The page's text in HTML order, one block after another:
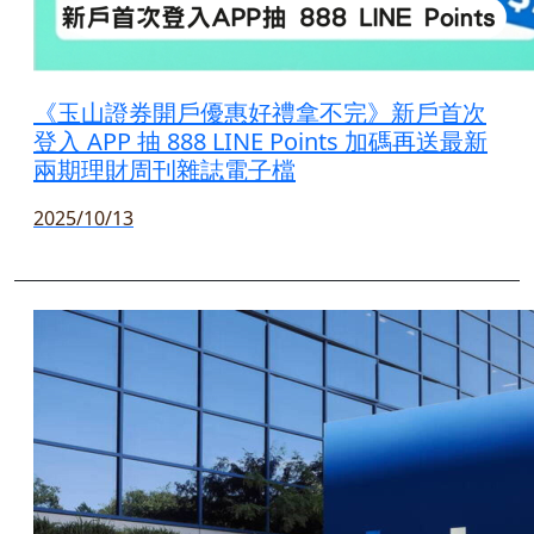
《玉山證券開戶優惠好禮拿不完》新戶首次
登入 APP 抽 888 LINE Points 加碼再送最新
兩期理財周刊雜誌電子檔
2025/10/13